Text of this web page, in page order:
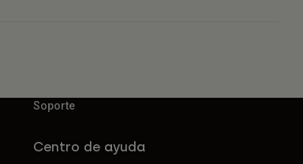
Soporte
Centro de ayuda